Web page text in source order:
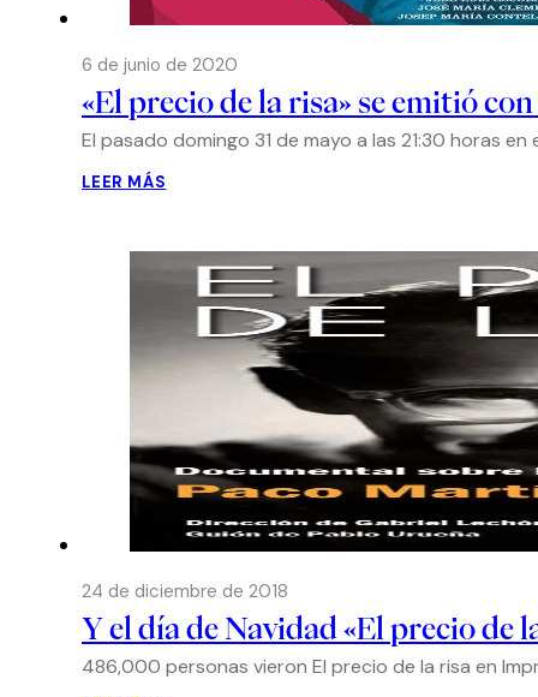
6 de junio de 2020
«El precio de la risa» se emitió
El pasado domingo 31 de mayo a las 21:30 horas
LEER MÁS
24 de diciembre de 2018
Y el día de Navidad «El precio de
486,000 personas vieron El precio de la risa en